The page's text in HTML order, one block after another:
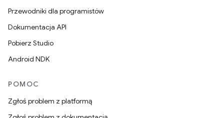
Przewodniki dla programistów
Dokumentacja API
Pobierz Studio
Android NDK
POMOC
Zgłoś problem z platformą